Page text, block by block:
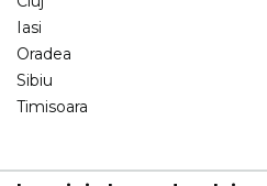
Iasi
Oradea
Sibiu
Timisoara